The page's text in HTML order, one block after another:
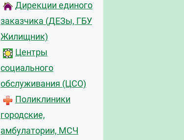
Дирекции единого
заказчика (ДЕЗы, ГБУ
Жилищник)
Центры
социального
обслуживания (ЦСО)
Поликлиники
городские,
амбулатории, МСЧ